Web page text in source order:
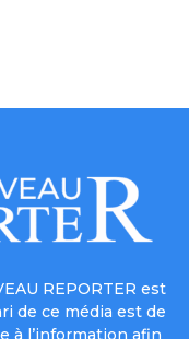
REPORTER est
de ce média est de